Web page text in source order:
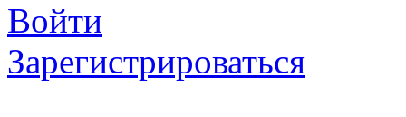
Войти
Зарегистрироваться